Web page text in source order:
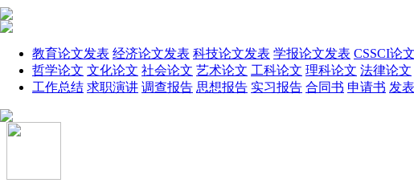
教育论文发表 经济论文发表 科技论文发表 学报论文发表 CSSCI论
哲学论文 文化论文 社会论文 艺术论文 工科论文 理科论文 法律论文
工作总结 求职演讲 调查报告 思想报告 实习报告 合同书 申请书 发